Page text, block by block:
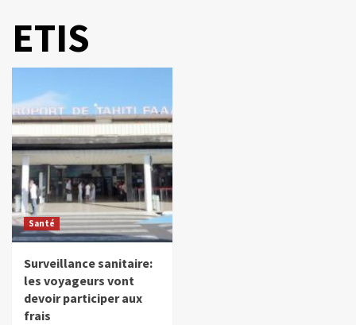
ETIS
Santé
Surveillance sanitaire:
les voyageurs vont
devoir participer aux
frais